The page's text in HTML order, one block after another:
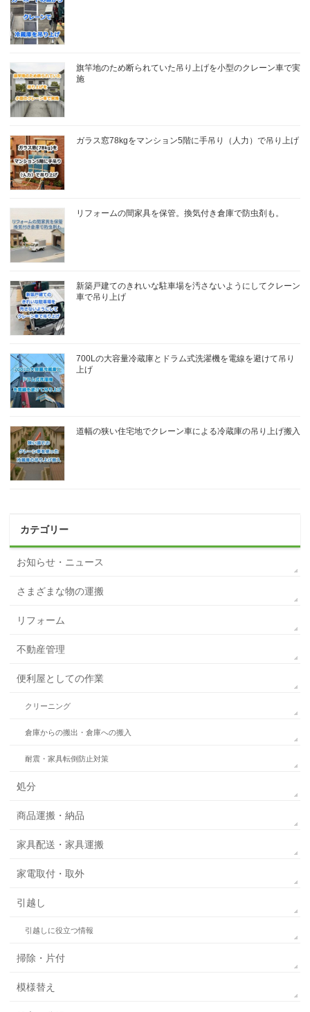
旗竿地のため断られていた吊り上げを小型のクレーン車で実
施
ガラス窓78kgをマンション5階に手吊り（人力）で吊り上げ
リフォームの間家具を保管。換気付き倉庫で防虫剤も。
新築戸建てのきれいな駐車場を汚さないようにしてクレーン
車で吊り上げ
700Lの大容量冷蔵庫とドラム式洗濯機を電線を避けて吊り
上げ
道幅の狭い住宅地でクレーン車による冷蔵庫の吊り上げ搬入
カテゴリー
お知らせ・ニュース
さまざまな物の運搬
リフォーム
不動産管理
便利屋としての作業
クリーニング
倉庫からの搬出・倉庫への搬入
耐震・家具転倒防止対策
処分
商品運搬・納品
家具配送・家具運搬
家電取付・取外
引越し
引越しに役立つ情報
掃除・片付
模様替え